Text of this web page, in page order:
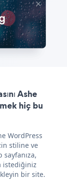
Ashe
hiç bu
WordPress
stiline ve
istediğiniz
bir site.